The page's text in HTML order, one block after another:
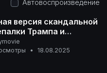
Автовоспроизведение
версия скандальной
Трампа и
— на русском
• 18.08.2025